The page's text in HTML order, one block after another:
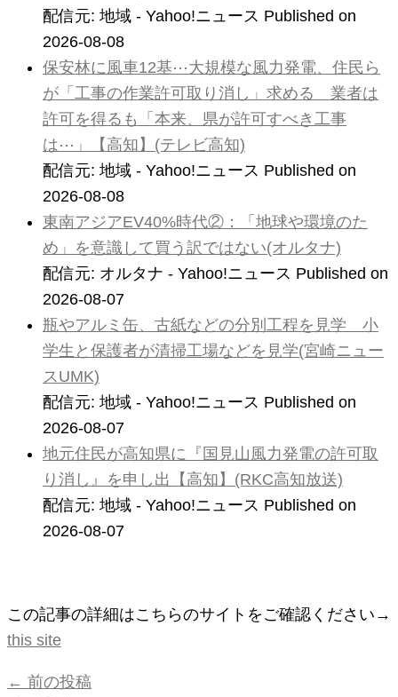
配信元: 地域 - Yahoo!ニュース Published on
2026-08-08
保安林に風車12基⋯大規模な風力発電、住民ら
が「工事の作業許可取り消し」求める 業者は
許可を得るも「本来、県が許可すべき工事
は⋯」【高知】(テレビ高知)
配信元: 地域 - Yahoo!ニュース Published on
2026-08-08
東南アジアEV40%時代②：「地球や環境のた
め」を意識して買う訳ではない(オルタナ)
配信元: オルタナ - Yahoo!ニュース Published on
2026-08-07
瓶やアルミ缶、古紙などの分別工程を見学 小
学生と保護者が清掃工場などを見学(宮崎ニュー
スUMK)
配信元: 地域 - Yahoo!ニュース Published on
2026-08-07
地元住民が高知県に『国見山風力発電の許可取
り消し』を申し出【高知】(RKC高知放送)
配信元: 地域 - Yahoo!ニュース Published on
2026-08-07
この記事の詳細はこちらのサイトをご確認ください→
this site
← 前の投稿